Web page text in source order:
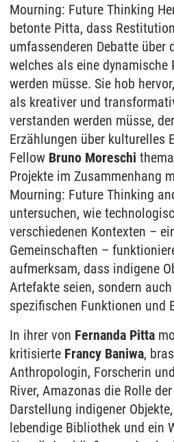
Mourning: Future Thinking
betonte Pitta, dass
umfassenderen Debatte über
welches als eine dynamische
werden müsse. Sie hob
als kreativer und
verstanden werden müsse,
Erzählungen über kulturelles
Fellow Bruno Moreschi
Projekte im Zusammenhang
Mourning: Future Thinking
untersuchen, wie
verschiedenen Kontexten –
Gemeinschaften –
aufmerksam, dass indigene
Artefakte seien, sondern
spezifischen Funktionen und
In ihrer von Fernanda Pitta
kritisierte Francy Baniwa,
Anthropologin, Forscherin
River, Amazonas die Rolle
Darstellung indigener
lebendige Bibliothek und ein